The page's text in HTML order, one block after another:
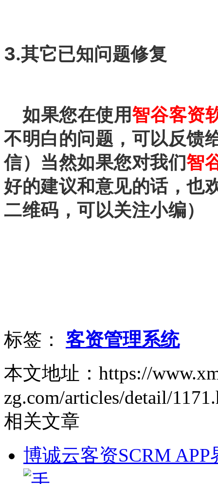
3.其它已知问题修复
如果您在使用智谷客资
不明白的问题，可以反馈
信）当然如果您对我们智
好的建议和意见的话，也
二维码，可以关注小编）
标签： 客资管理系统
本文地址：https://
zg.com/articles/detail/
相关文章
博诚云客资SCRM